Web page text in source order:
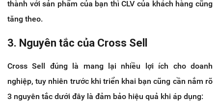
thành với sản phẩm của bạn thì CLV của khách hàng cũng
tăng theo.
3. Nguyên tắc của Cross Sell
Cross Sell đúng là mang lại nhiều lợi ích cho doanh
nghiệp, tuy nhiên trước khi triển khai bạn cũng cần nắm rõ
3 nguyên tắc dưới đây là đảm bảo hiệu quả khi áp dụng: